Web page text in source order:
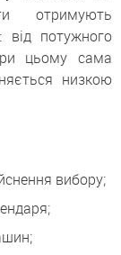
отримують
від потужного
цьому сама
низкою
вибору;